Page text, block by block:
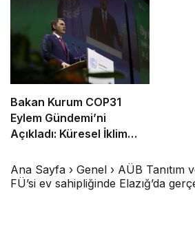
Bakan Kurum COP31
Eylem Gündemi’ni
Açıkladı: Küresel İklim
Alan Ve 6 Hedef
Belirlendi
Ana Sayfa › Genel › AÜB Tanıtım
FÜ’si ev sahipliğinde Elazığ’da